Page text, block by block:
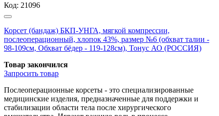
Код: 21096
Корсет (бандаж) БКП-УНГА, мягкой компрессии,
послеоперационный, хлопок 43%, размер №6 (обхват талии -
98-109см, Обхват бёдер - 119-128см), Тонус АО (РОССИЯ)
Товар закончился
Запросить товар
Послеоперационные корсеты - это специализированные
медицинские изделия, предназначенные для поддержки и
стабилизации области тела после хирургического